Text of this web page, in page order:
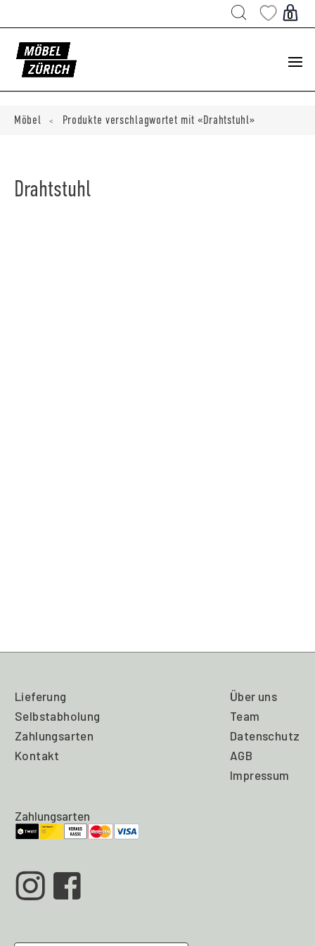
0
Möbel < Produkte verschlagwortet mit «Drahtstuhl»
Drahtstuhl
Lieferung
Selbstabholung
Zahlungsarten
Kontakt
Über uns
Team
Datenschutz
AGB
Impressum
Zahlungsarten